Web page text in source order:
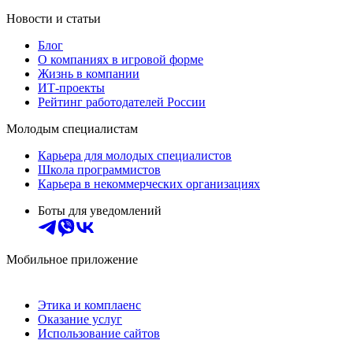
Новости и статьи
Блог
О компаниях в игровой форме
Жизнь в компании
ИТ-проекты
Рейтинг работодателей России
Молодым специалистам
Карьера для молодых специалистов
Школа программистов
Карьера в некоммерческих организациях
Боты для уведомлений
Мобильное приложение
Этика и комплаенс
Оказание услуг
Использование сайтов